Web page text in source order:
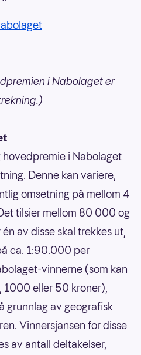
i Nabolaget er
i Nabolaget
Denne kan variere,
omsetning på mellom 4
tilsier mellom 80 000 og
av disse skal trekkes ut,
ca. 1:90.000 per
vinnerne (som kan
eller 50 kroner),
grunnlag av geografisk
Vinnersjansen for disse
av antall deltakelser,